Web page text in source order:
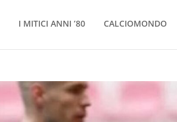
I MITICI ANNI ’80 CALCIOMONDO